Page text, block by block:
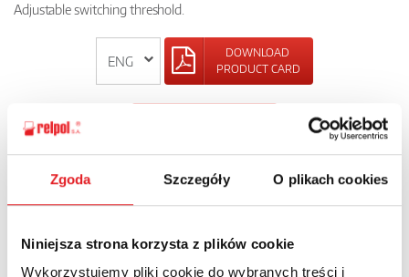
Zgoda Szczegóły O plikach cookies
Niniejsza strona korzysta z plików cookie
Wykorzystujemy pliki cookie do wybranych treści i
Adjustable switching threshold.
DOWNLOAD
PRODUCT CARD
Ask for the details of the offer
Name: *